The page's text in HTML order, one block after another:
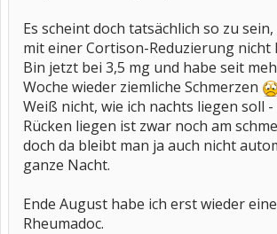
Es scheint doch tatsächlich so zu sein,
mit einer Cortison-Reduzierung nicht
Bin jetzt bei 3,5 mg und habe seit
Woche wieder ziemliche Schmerzen
Weiß nicht, wie ich nachts liegen soll
Rücken liegen ist zwar noch am
doch da bleibt man ja auch nicht
ganze Nacht.
Ende August habe ich erst wieder
Rheumadoc.